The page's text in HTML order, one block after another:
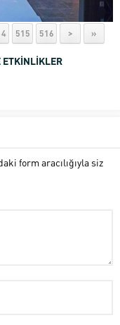
515 516 > »
ETKİNLİKLER
form aracılığıyla siz